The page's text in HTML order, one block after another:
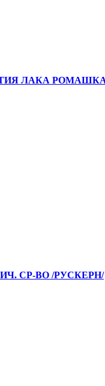
ЛАКА
СР-ВО /РУСКЕРН/